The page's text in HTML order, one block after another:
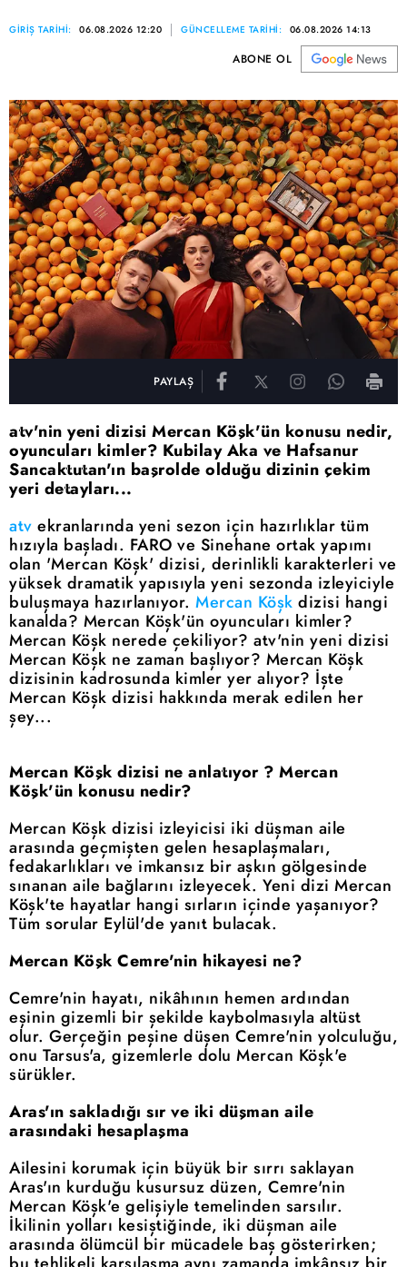
GİRİŞ TARİHİ: 06.08.2026 12:20 GÜNCELLEME TARİHİ: 06.08.2026 14:13
ABONE OL
PAYLAŞ
atv'nin yeni dizisi Mercan Köşk'ün konusu nedir,
oyuncuları kimler? Kubilay Aka ve Hafsanur
Sancaktutan'ın başrolde olduğu dizinin çekim
yeri detayları...
atv ekranlarında yeni sezon için hazırlıklar tüm
hızıyla başladı. FARO ve Sinehane ortak yapımı
olan 'Mercan Köşk' dizisi, derinlikli karakterleri ve
yüksek dramatik yapısıyla yeni sezonda izleyiciyle
buluşmaya hazırlanıyor. Mercan Köşk dizisi hangi
kanalda? Mercan Köşk'ün oyuncuları kimler?
Mercan Köşk nerede çekiliyor? atv'nin yeni dizisi
Mercan Köşk ne zaman başlıyor? Mercan Köşk
dizisinin kadrosunda kimler yer alıyor? İşte
Mercan Köşk dizisi hakkında merak edilen her
şey...
Mercan Köşk dizisi ne anlatıyor ? Mercan
Köşk'ün konusu nedir?
Mercan Köşk dizisi izleyicisi iki düşman aile
arasında geçmişten gelen hesaplaşmaları,
fedakarlıkları ve imkansız bir aşkın gölgesinde
sınanan aile bağlarını izleyecek. Yeni dizi Mercan
Köşk'te hayatlar hangi sırların içinde yaşanıyor?
Tüm sorular Eylül'de yanıt bulacak.
Mercan Köşk Cemre'nin hikayesi ne?
Cemre'nin hayatı, nikâhının hemen ardından
eşinin gizemli bir şekilde kaybolmasıyla altüst
olur. Gerçeğin peşine düşen Cemre'nin yolculuğu,
onu Tarsus'a, gizemlerle dolu Mercan Köşk'e
sürükler.
Aras'ın sakladığı sır ve iki düşman aile
arasındaki hesaplaşma
Ailesini korumak için büyük bir sırrı saklayan
Aras'ın kurduğu kusursuz düzen, Cemre'nin
Mercan Köşk'e gelişiyle temelinden sarsılır.
İkilinin yolları kesiştiğinde, iki düşman aile
arasında ölümcül bir mücadele baş gösterirken;